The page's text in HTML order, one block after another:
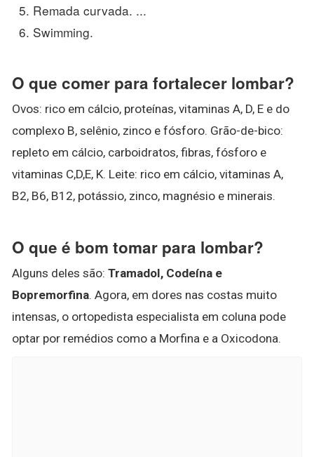
Remada curvada. ...
Swimming.
O que comer para fortalecer lombar?
Ovos: rico em cálcio, proteínas, vitaminas A, D, E e do
complexo B, selênio, zinco e fósforo. Grão-de-bico:
repleto em cálcio, carboidratos, fibras, fósforo e
vitaminas C,D,E, K. Leite: rico em cálcio, vitaminas A,
B2, B6, B12, potássio, zinco, magnésio e minerais.
O que é bom tomar para lombar?
Alguns deles são: Tramadol, Codeína e
Bopremorfina. Agora, em dores nas costas muito
intensas, o ortopedista especialista em coluna pode
optar por remédios como a Morfina e a Oxicodona.